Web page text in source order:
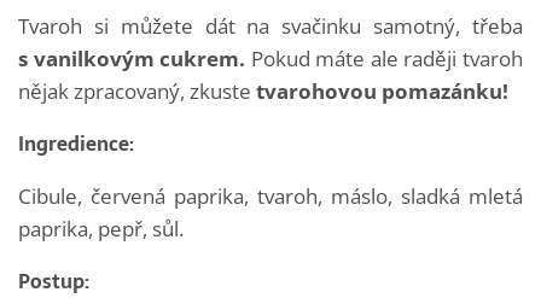
Tvaroh si můžete dát na svačinku samotný, třeba
s vanilkovým cukrem. Pokud máte ale raději tvaroh
nějak zpracovaný, zkuste tvarohovou pomazánku!
Ingredience:
Cibule, červená paprika, tvaroh, máslo, sladká mletá
paprika, pepř, sůl.
Postup: